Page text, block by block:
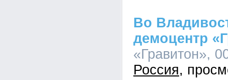
Во
демоцентр
«Гравитон»,
Россия